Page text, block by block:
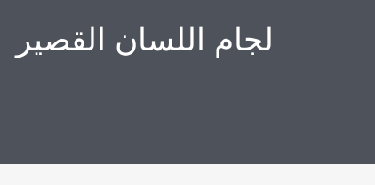
لجام اللسان القصير